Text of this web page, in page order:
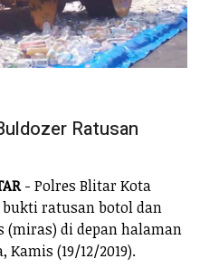
Ratusan
- Polres Blitar Kota
ratusan botol dan
di depan halaman
(19/12/2019).